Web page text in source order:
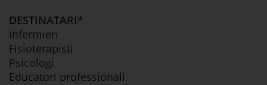
DESTINATARI*
Infermieri
Fisioterapisti
Psicologi
Educatori professionali